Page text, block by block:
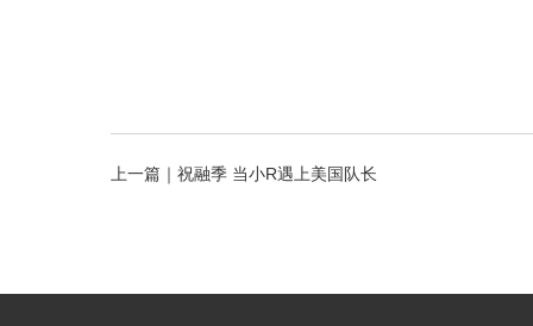
上一篇｜ 祝融季 当小R遇上美国队长